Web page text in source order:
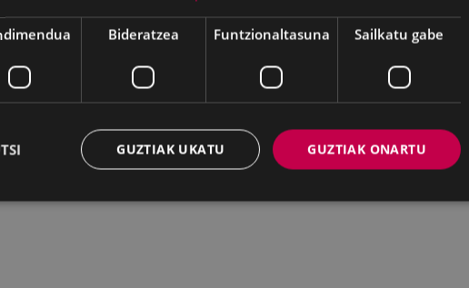
Bideratzea Funtzionaltasuna Sailkatu gabe
GUZTIAK ONARTU
GUZTIAK UKATU